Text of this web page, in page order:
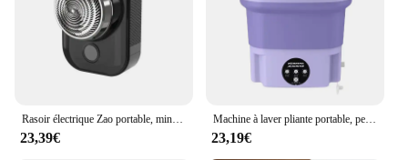
Rasoir électrique Zao portable, mini lumière, étanche, aste par USB, support, sec, indolore, visage, barbe, maison, voyage, nouveau, 2024
23,39€
Machine à laver pliante portable, petit lave-linge de voyage, vêtements, chaussettes, sous-vêtements, livres, 8L, E27
23,19€